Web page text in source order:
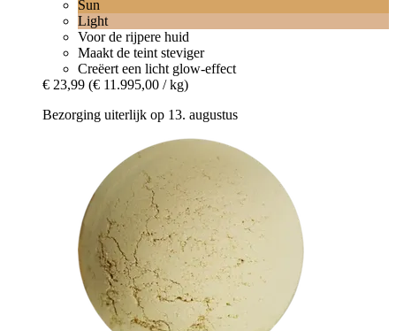
Sun
Light
Voor de rijpere huid
Maakt de teint steviger
Creëert een licht glow-effect
€ 23,99 (€ 11.995,00 / kg)
Bezorging uiterlijk op 13. augustus